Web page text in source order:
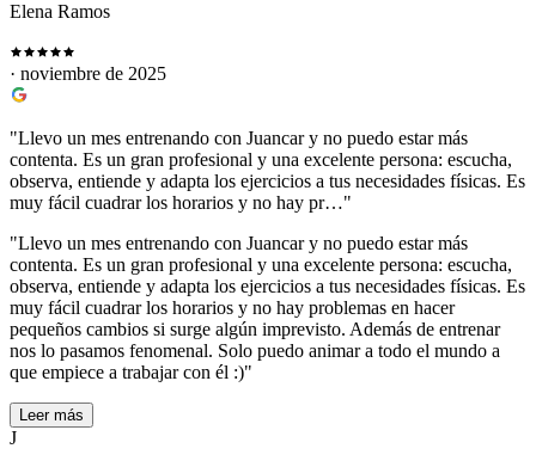
Elena Ramos
· noviembre de 2025
"Llevo un mes entrenando con Juancar y no puedo estar más
contenta. Es un gran profesional y una excelente persona: escucha,
observa, entiende y adapta los ejercicios a tus necesidades físicas. Es
muy fácil cuadrar los horarios y no hay pr…"
"Llevo un mes entrenando con Juancar y no puedo estar más
contenta. Es un gran profesional y una excelente persona: escucha,
observa, entiende y adapta los ejercicios a tus necesidades físicas. Es
muy fácil cuadrar los horarios y no hay problemas en hacer
pequeños cambios si surge algún imprevisto. Además de entrenar
nos lo pasamos fenomenal. Solo puedo animar a todo el mundo a
que empiece a trabajar con él :)"
Leer más
J